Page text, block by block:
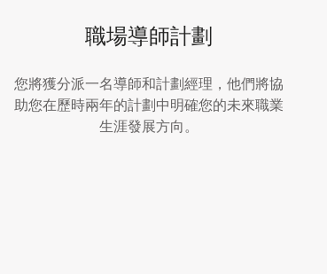
職場導師計劃
您將獲分派一名導師和計劃經理，他們將協
助您在歷時兩年的計劃中明確您的未來職業
生涯發展方向。